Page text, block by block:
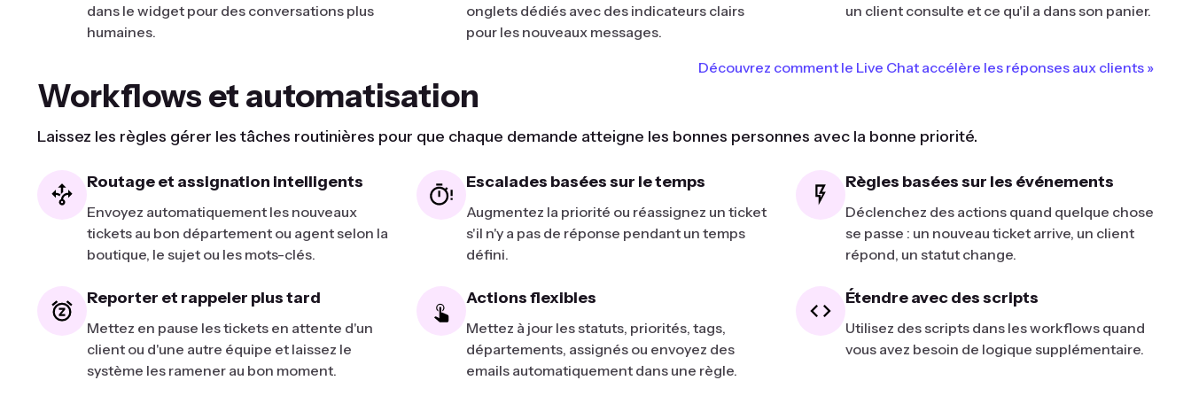
dans le widget pour des conversations plus
humaines.
onglets dédiés avec des indicateurs clairs
pour les nouveaux messages.
un client consulte et ce qu'il a dans son panier.
Découvrez comment le Live Chat accélère les réponses aux clients »
Workflows et automatisation
Laissez les règles gérer les tâches routinières pour que chaque demande atteigne les bonnes personnes avec la bonne priorité.
Routage et assignation intelligents
Envoyez automatiquement les nouveaux
tickets au bon département ou agent selon la
boutique, le sujet ou les mots-clés.
Escalades basées sur le temps
Augmentez la priorité ou réassignez un ticket
s'il n'y a pas de réponse pendant un temps
défini.
Règles basées sur les événements
Déclenchez des actions quand quelque chose
se passe : un nouveau ticket arrive, un client
répond, un statut change.
Reporter et rappeler plus tard
Mettez en pause les tickets en attente d'un
client ou d'une autre équipe et laissez le
système les ramener au bon moment.
Actions flexibles
Mettez à jour les statuts, priorités, tags,
départements, assignés ou envoyez des
emails automatiquement dans une règle.
Étendre avec des scripts
Utilisez des scripts dans les workflows quand
vous avez besoin de logique supplémentaire.